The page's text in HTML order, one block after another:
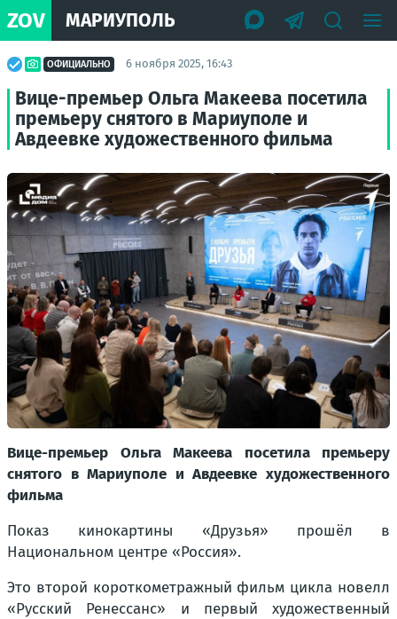
ZOV МАРИУПОЛЬ
ОФИЦИАЛЬНО 6 ноября 2025, 16:43
Вице-премьер Ольга Макеева посетила
премьеру снятого в Мариуполе и
Авдеевке художественного фильма
Вице-премьер Ольга Макеева посетила премьеру
снятого в Мариуполе и Авдеевке художественного
фильма
Показ кинокартины «Друзья» прошёл в
Национальном центре «Россия».
Это второй короткометражный фильм цикла новелл
«Русский Ренессанс» и первый художественный